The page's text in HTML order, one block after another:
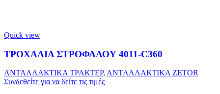
Quick view
ΤΡΟΧΑΛΙΑ ΣΤΡΟΦΑΛΟΥ 4011-C360
ΑΝΤΑΛΛΑΚΤΙΚΑ ΤΡΑΚΤΕΡ, ΑΝΤΑΛΛΑΚΤΙΚΑ ZETOR
Συνδεθείτε για να δείτε τις τιμές